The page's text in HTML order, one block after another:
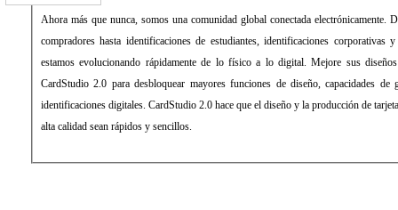
Ahora más que nunca, somos una comunidad global conectada electrónicamente.
compradores hasta identificaciones de estudiantes, identificaciones corporativas
estamos evolucionando rápidamente de lo físico a lo digital. Mejore sus
CardStudio 2.0 para desbloquear mayores funciones de diseño, capacidades de
identificaciones digitales. CardStudio 2.0 hace que el diseño y la producción de
alta calidad sean rápidos y sencillos.